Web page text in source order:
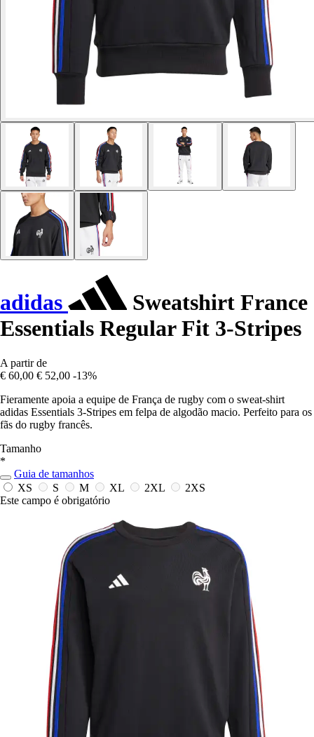
adidas
Sweatshirt France
Essentials Regular Fit 3-Stripes
A partir de
€ 60,00 € 52,00 -13%
Fieramente apoia a equipe de França de rugby com o sweat-shirt
adidas Essentials 3-Stripes em felpa de algodão macio. Perfeito para os
fãs do rugby francês.
Tamanho
*
Guia de tamanhos
XS
S M XL 2XL
2XS
Este campo é obrigatório